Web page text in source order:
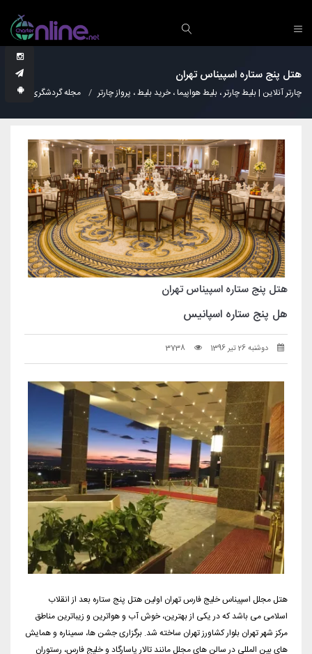
هتل پنج ستاره اسپیناس تهران
چارتر آنلاین | بلیط چارتر ، بلیط هواپیما ، خرید بلیط ، پرواز چارتر مجله گردشگری
هتل پنج ستاره اسپیناس تهران
هل پنج ستاره اسپانیس
دوشنبه 26 تیر 1396 3738
هتل مجلل اسپیناس خلیج فارس تهران اولین هتل پنج ستاره بعد از انقلاب
اسلامی می باشد که در یکی از بهترین، خوش آب و هواترین و زیباترین مناطق
مرکز شهر تهران بلوار کشاورز تهران ساخته شد. برگزاری جشن ها، سمیناره و همایش
های بین المللی در سالن های مجلل مانند تالار پاسارگاد و خلیج فارس، رستوران